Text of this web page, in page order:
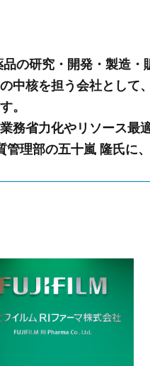
の研究・開発・製造・
中核を担う会社として
。
務省力化やリソース最
管理部の五十嵐 隆氏に